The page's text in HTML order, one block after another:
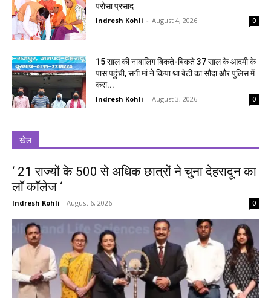
परोसा प्रसाद
Indresh Kohli - August 4, 2026 0
15 साल की नाबालिग बिकते-बिकते 37 साल के आदमी के
पास पहुंची, सगी मां ने किया था बेटी का सौदा और पुलिस में
करा...
Indresh Kohli - August 3, 2026 0
खेल
‘ 21 राज्यों के 500 से अधिक छात्रों ने चुना देहरादून का
लाॅ काॅलेज ‘
Indresh Kohli - August 6, 2026 0